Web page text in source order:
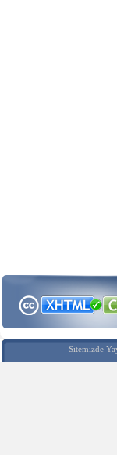
Sitemizde